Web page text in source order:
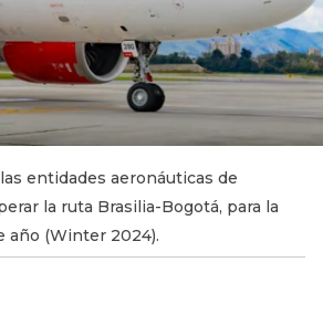
entidades aeronáuticas de
la ruta Brasilia-Bogotá, para la
año (Winter 2024).